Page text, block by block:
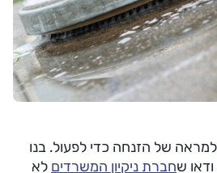
של הזנחה כדי לפעול. בנו
שחברת ניקיון המשרדים לא